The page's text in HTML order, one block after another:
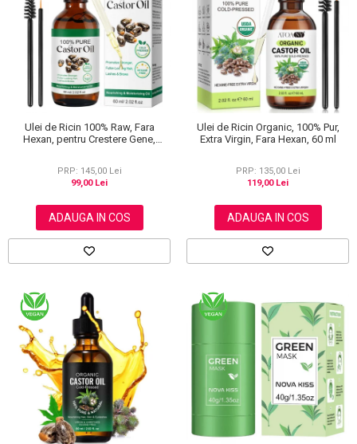
Ulei de Ricin 100% Raw, Fara
Hexan, pentru Crestere Gene,
PRP: 145,00 Lei
99,00 Lei
ADAUGA IN COS
Ulei de Ricin Organic, 100% Pur,
Extra Virgin, Fara Hexan, 60 ml
PRP: 135,00 Lei
119,00 Lei
ADAUGA IN COS